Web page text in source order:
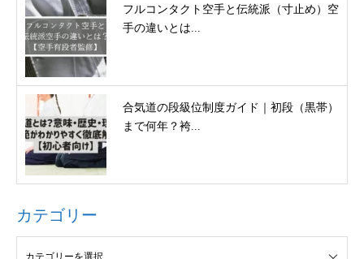
フルコンタクト空手と伝統派（寸止め）空
手の違いとは...
合気道の段級位制度ガイド｜初段（黒帯）
まで何年？袴...
カテゴリー